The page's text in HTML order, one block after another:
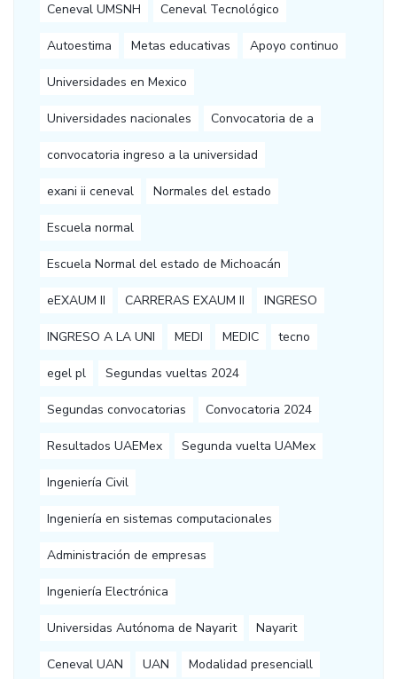
Ceneval UMSNH Ceneval Tecnológico
Autoestima Metas educativas Apoyo continuo
Universidades en Mexico
Universidades nacionales Convocatoria de a
convocatoria ingreso a la universidad
exani ii ceneval Normales del estado
Escuela normal
Escuela Normal del estado de Michoacán
eEXAUM II CARRERAS EXAUM II INGRESO
INGRESO A LA UNI MEDI MEDIC tecno
egel pl Segundas vueltas 2024
Segundas convocatorias Convocatoria 2024
Resultados UAEMex Segunda vuelta UAMex
Ingeniería Civil
Ingeniería en sistemas computacionales
Administración de empresas
Ingeniería Electrónica
Universidas Autónoma de Nayarit Nayarit
Ceneval UAN UAN Modalidad presenciall